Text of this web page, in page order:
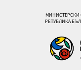
МИНИСТЕРСКИ
РЕПУБЛИКА